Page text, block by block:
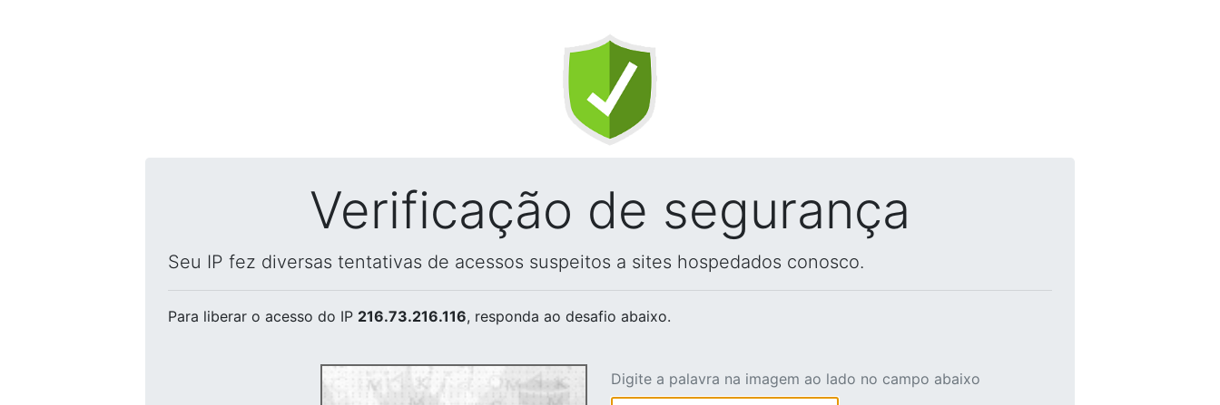
Verificação de segurança
Seu IP fez diversas tentativas de acessos suspeitos a sites hospedados conosco.
Para liberar o acesso do IP 216.73.216.116, responda ao desafio abaixo.
Digite a palavra na imagem ao lado no campo abaixo